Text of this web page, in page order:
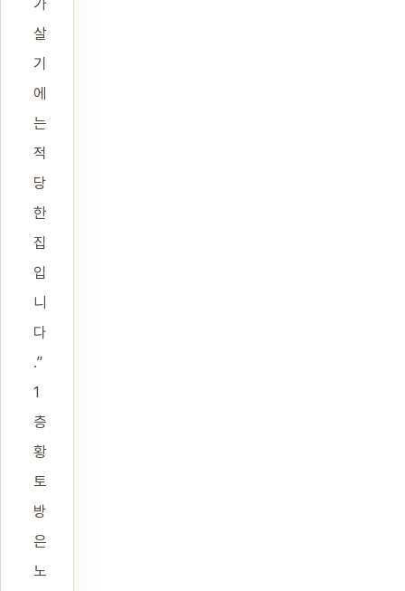
가
살
기
에
는
적
당
한
집
입
니
다
.”
1
층
황
토
방
은
노